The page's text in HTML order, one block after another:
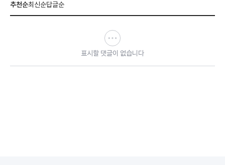
추천순최신순답글순
표시할 댓글이 없습니다